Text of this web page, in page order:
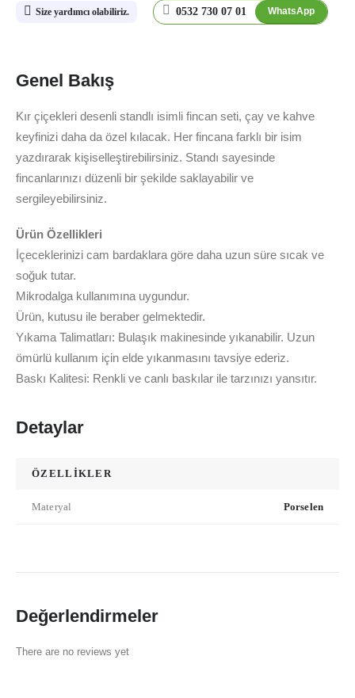
Size yardımcı olabiliriz. 0532 730 07 01 WhatsApp
Genel Bakış
Kır çiçekleri desenli standlı isimli fincan seti, çay ve kahve
keyfinizi daha da özel kılacak. Her fincana farklı bir isim
yazdırarak kişiselleştirebilirsiniz. Standı sayesinde
fincanlarınızı düzenli bir şekilde saklayabilir ve
sergileyebilirsiniz.
Ürün Özellikleri
İçeceklerinizi cam bardaklara göre daha uzun süre sıcak ve
soğuk tutar.
Mikrodalga kullanımına uygundur.
Ürün, kutusu ile beraber gelmektedir.
Yıkama Talimatları: Bulaşık makinesinde yıkanabilir. Uzun
ömürlü kullanım için elde yıkanmasını tavsiye ederiz.
Baskı Kalitesi: Renkli ve canlı baskılar ile tarzınızı yansıtır.
Detaylar
ÖZELLİKLER
Materyal Porselen
Değerlendirmeler
There are no reviews yet